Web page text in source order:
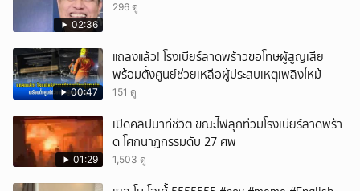
02:36
296 ดู
00:47
แถลงแล้ว! โรงเบียร์ลาดพร้าวขอโทษผู้สูญเสีย
พร้อมตั้งศูนย์ช่วยเหลือผู้ประสบเหตุเพลิงไหม้
151 ดู
01:29
เปิดคลิปนาทีชีวิต ขณะไฟลุกท่วมโรงเบียร์ลาดพร้า
ด โศกนาฏกรรมดับ 27 ศพ
1,503 ดู